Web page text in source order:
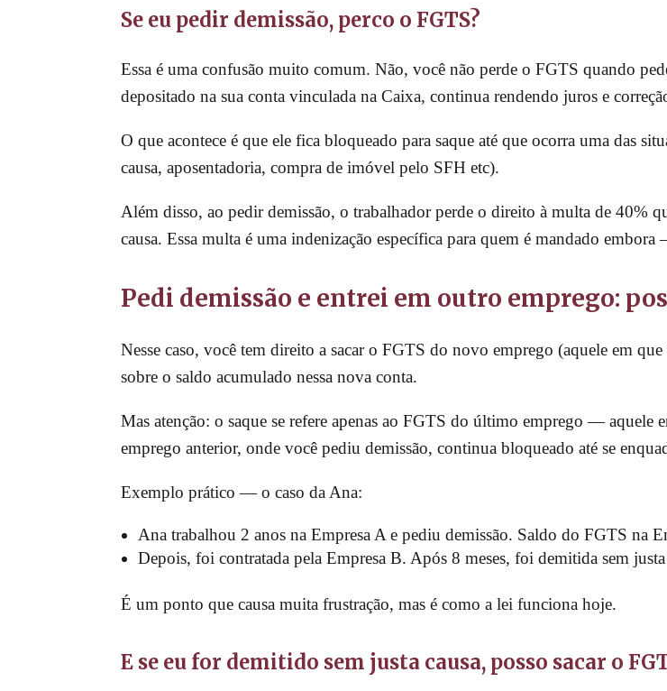
Se eu pedir demissão, perco o FGTS?
Essa é uma confusão muito comum. Não, você não perde o FGTS quando
depositado na sua conta vinculada na Caixa, continua rendendo juros e
O que acontece é que ele fica bloqueado para saque até que ocorra uma das
causa, aposentadoria, compra de imóvel pelo SFH etc).
Além disso, ao pedir demissão, o trabalhador perde o direito à multa de 40%
causa. Essa multa é uma indenização específica para quem é mandado
Pedi demissão e entrei em outro emprego:
Nesse caso, você tem direito a sacar o FGTS do novo emprego (aquele em
sobre o saldo acumulado nessa nova conta.
Mas atenção: o saque se refere apenas ao FGTS do último emprego — aquele
emprego anterior, onde você pediu demissão, continua bloqueado até se
Exemplo prático — o caso da Ana:
Ana trabalhou 2 anos na Empresa A e pediu demissão. Saldo do FGTS na
Depois, foi contratada pela Empresa B. Após 8 meses, foi demitida sem
É um ponto que causa muita frustração, mas é como a lei funciona hoje.
E se eu for demitido sem justa causa, posso sacar o